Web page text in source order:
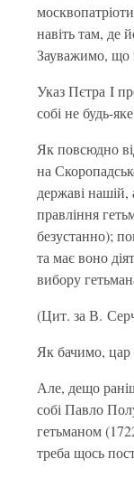
навіть там, де
Зауважимо, що
Указ Пєтра I
собі не будь-
Як повсюдно
на
державі нашій,
правління
безустанно);
та має воно
вибору
(Цит. за В.
Як бачимо, цар
Але, дещо
собі Павло
гетьманом
треба щось